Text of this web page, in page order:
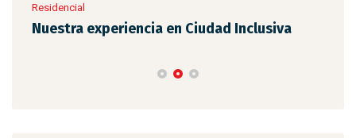
Residencial
Nuestra experiencia en Ciudad Inclusiva